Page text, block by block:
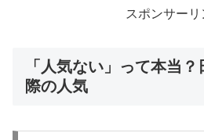
スポンサーリ
「人気ない」って本当
際の人気